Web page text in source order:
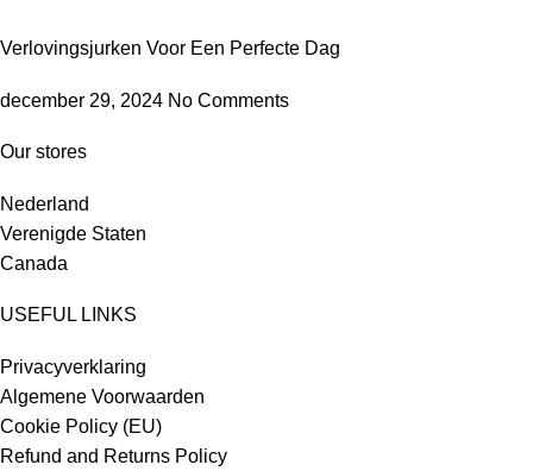
Verlovingsjurken Voor Een Perfecte Dag
december 29, 2024 No Comments
Our stores
Nederland
Verenigde Staten
Canada
USEFUL LINKS
Privacyverklaring
Algemene Voorwaarden
Cookie Policy (EU)
Refund and Returns Policy